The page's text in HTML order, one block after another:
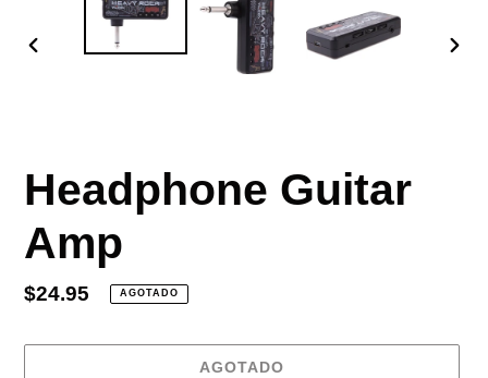
Headphone Guitar
Amp
Precio
$24.95 AGOTADO
AGOTADO